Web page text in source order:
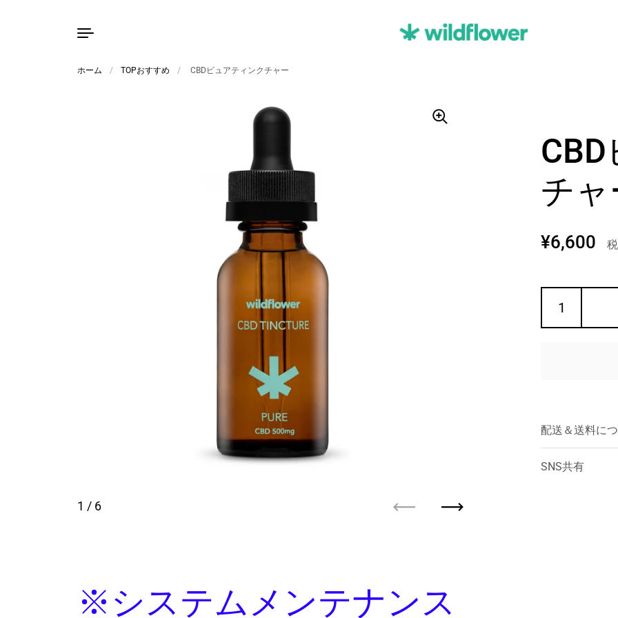
ホーム / TOPおすすめ / CBDピュアティンクチャー
チャ
定価
¥6,600
配送＆送料に
SNS共有
1 / 6
次へ
※システムメンテナンス